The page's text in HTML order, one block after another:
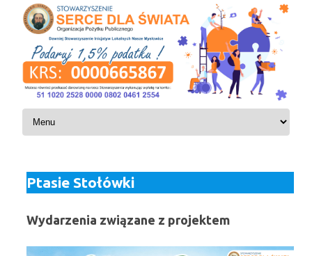
Skip to content
Ptasie Stołówki
Wydarzenia związane z projektem